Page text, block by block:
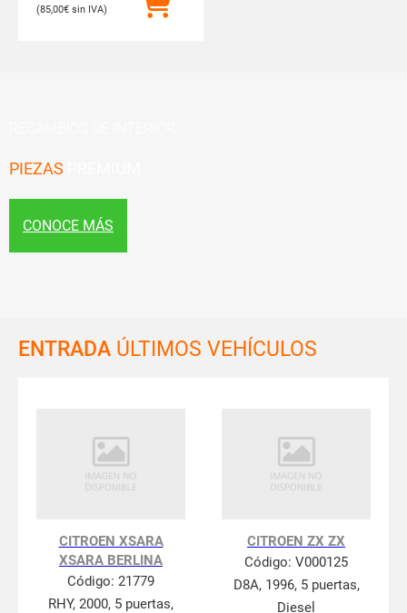
85,00€
PIEZAS
CONOCE MÁS
ENTRADA ÚLTIMOS VEHÍCULOS
CITROEN XSARA
XSARA BERLINA
Código: 21779
RHY, 2000, 5 puertas,
CITROEN ZX ZX
Código: V000125
D8A, 1996, 5 puertas,
Diesel